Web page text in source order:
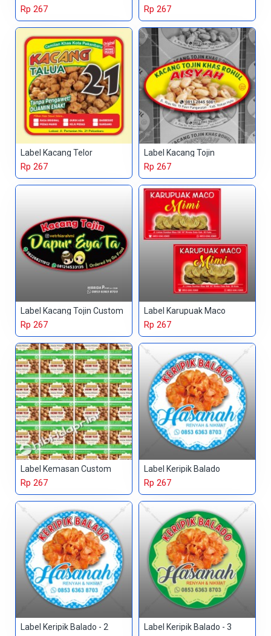
Rp 267 Rp 267
Label Kacang Telor
Rp 267
Label Kacang Tojin
Rp 267
Label Kacang Tojin Custom
Rp 267
Label Karupuak Maco
Rp 267
Label Kemasan Custom
Rp 267
Label Keripik Balado
Rp 267
Label Keripik Balado - 2 Label Keripik Balado - 3